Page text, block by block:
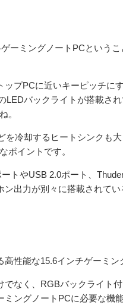
ーミングノートPCという
ップPCに近いキーピッチに
LEDバックライトが搭載さ
。
を冷却するヒートシンクも
ポイントです。
トやUSB 2.0ポート、
ン出力が別々に搭載されて
性能な15.6インチゲーミン
なく、RGBバックライト
ングノートPCに必要な機